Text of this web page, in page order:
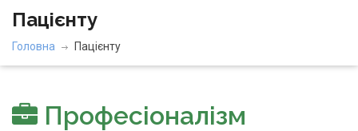
Пацієнту
Головна Пацієнту
Професіоналізм